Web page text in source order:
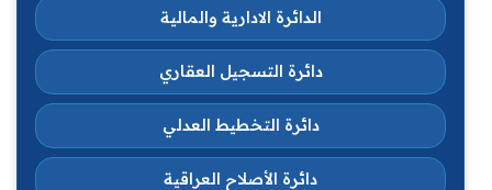
الدائرة الادارية والمالية
دائرة التسجيل العقاري
دائرة التخطيط العدلي
دائرة الأصلاح العراقية